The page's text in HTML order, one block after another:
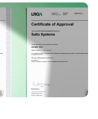
choix par défaut